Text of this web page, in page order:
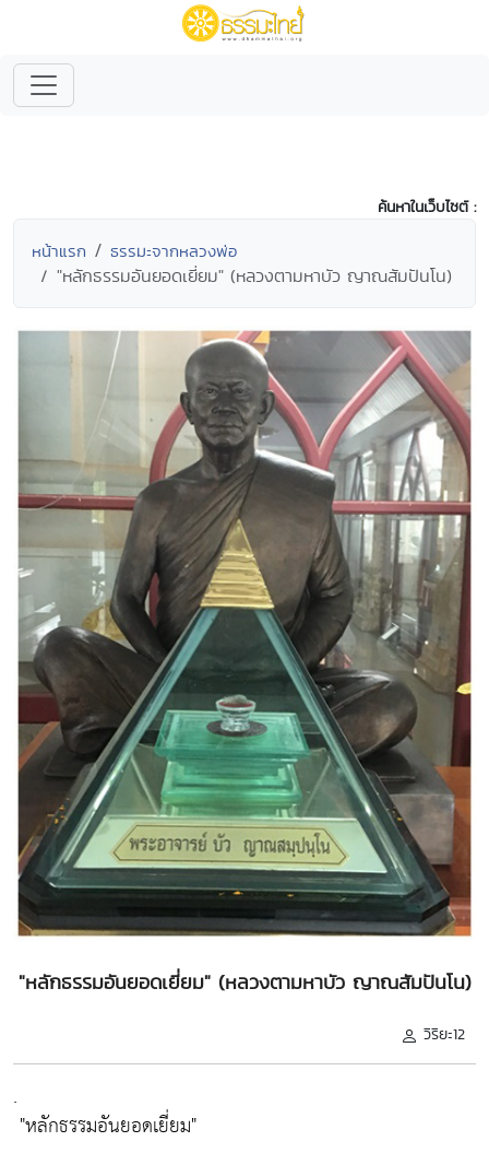
ค้นหาในเว็บไซต์ :
หน้าแรก ธรรมะจากหลวงพ่อ
"หลักธรรมอันยอดเยี่ยม" (หลวงตามหาบัว ญาณสัมปันโน)
"หลักธรรมอันยอดเยี่ยม" (หลวงตามหาบัว ญาณสัมปันโน)
วิริยะ12
.
"หลักธรรมอันยอดเยี่ยม"